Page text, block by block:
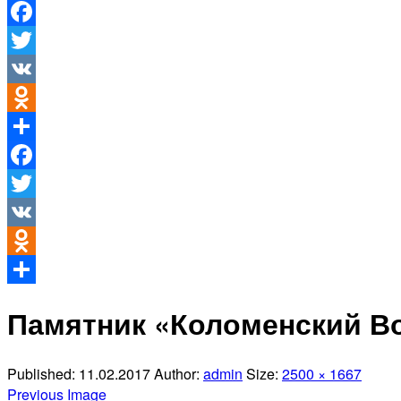
Facebook
Twitter
VK
Odnoklassniki
Отправить
Facebook
Twitter
VK
Odnoklassniki
Памятник «Коломенский
Published: 11.02.2017Author: admin Size: 2500 × 1667
Previous Image